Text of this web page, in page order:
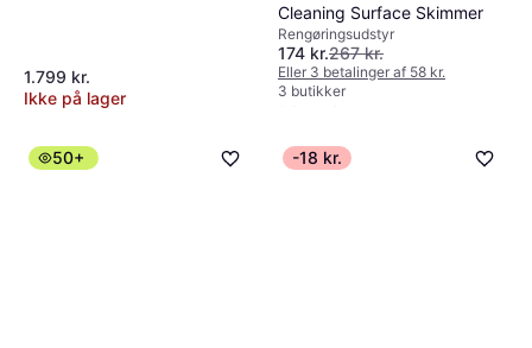
Swim & Fun Automatic
Vacuum Cleaner 1925
Poolstøvsuger
336 kr.
9 butikker
1.799 kr.
Ikke på lager
Cleaning Surface Skimmer
Rengøringsudstyr
174 kr.267 kr.
Eller 3 betalinger af 58 kr.
3 butikker
50+ -18 kr.